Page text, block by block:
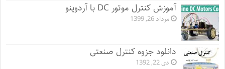
آموزش کنترل موتور DC با آردوینو
مرداد 26, 1399
دانلود جزوه کنترل صنعتی
دی 22, 1392